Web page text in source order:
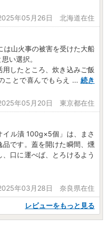
年05月26日 北海道在住
山火事の被害を受けた大船
い選択。
したところ、炊き込みご飯
ことで喜んでもらえ ... 続き
年05月20日 東京都在住
イル漬 100g×5個」は、まさ
です。蓋を開けた瞬間、燻
口に運べば、とろけるよう
年03月28日 奈良県在住
レビューをもっと見る